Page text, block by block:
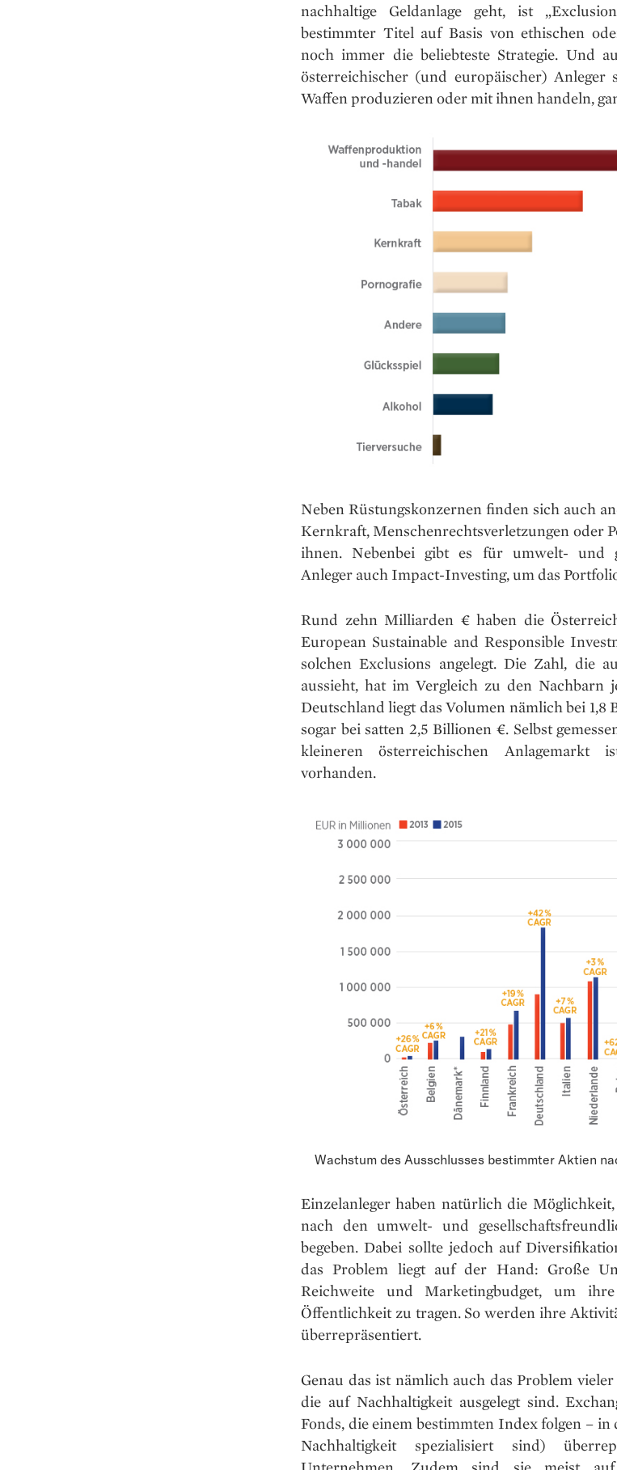
nachhaltige Geldanlage geht, ist
bestimmter Titel auf Basis von ethischen
noch immer die beliebteste Strategie. Und
österreichischer (und europäischer) Anleger
Waffen produzieren oder mit ihnen handeln,
Neben Rüstungskonzernen finden sich auch
Kernkraft, Menschenrechtsverletzungen oder
ihnen. Nebenbei gibt es für umwelt- und
Anleger auch Impact-Investing, um das
Rund zehn Milliarden € haben die
European Sustainable and Responsible
solchen Exclusions angelegt. Die Zahl, die
aussieht, hat im Vergleich zu den Nachbarn
Deutschland liegt das Volumen nämlich bei 1,8
sogar bei satten 2,5 Billionen €. Selbst
kleineren österreichischen Anlagemarkt
vorhanden.
Wachstum des Ausschlusses bestimmter Aktien
Einzelanleger haben natürlich die
nach den umwelt- und
begeben. Dabei sollte jedoch auf
das Problem liegt auf der Hand: Große
Reichweite und Marketingbudget, um
Öffentlichkeit zu tragen. So werden ihre
überrepräsentiert.
Genau das ist nämlich auch das Problem
die auf Nachhaltigkeit ausgelegt sind.
Fonds, die einem bestimmten Index folgen – in
Nachhaltigkeit spezialisiert sind)